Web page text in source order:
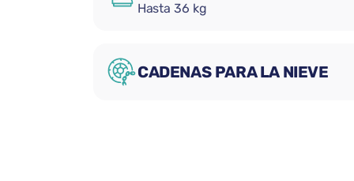
Hasta 36 kg
CADENAS PARA LA NIEVE